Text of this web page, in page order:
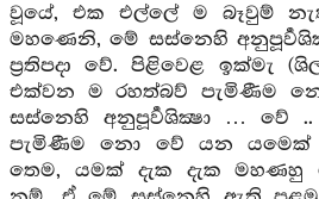
වූයේ, එක එල්ලේ ම බෑවුම්
මහණෙනි, මේ සස්නෙහි
ප්‍රතිපදා වේ. පිළිවෙළ ඉක්මැ
එක්වන ම රහත්බව් පැමිණීම
සස්නෙහි අනුපූර්‍වශික්‍ෂා … වේ
පැමිණීම නො වේ යන යමෙක්
තෙම, යමක් දැක දැක